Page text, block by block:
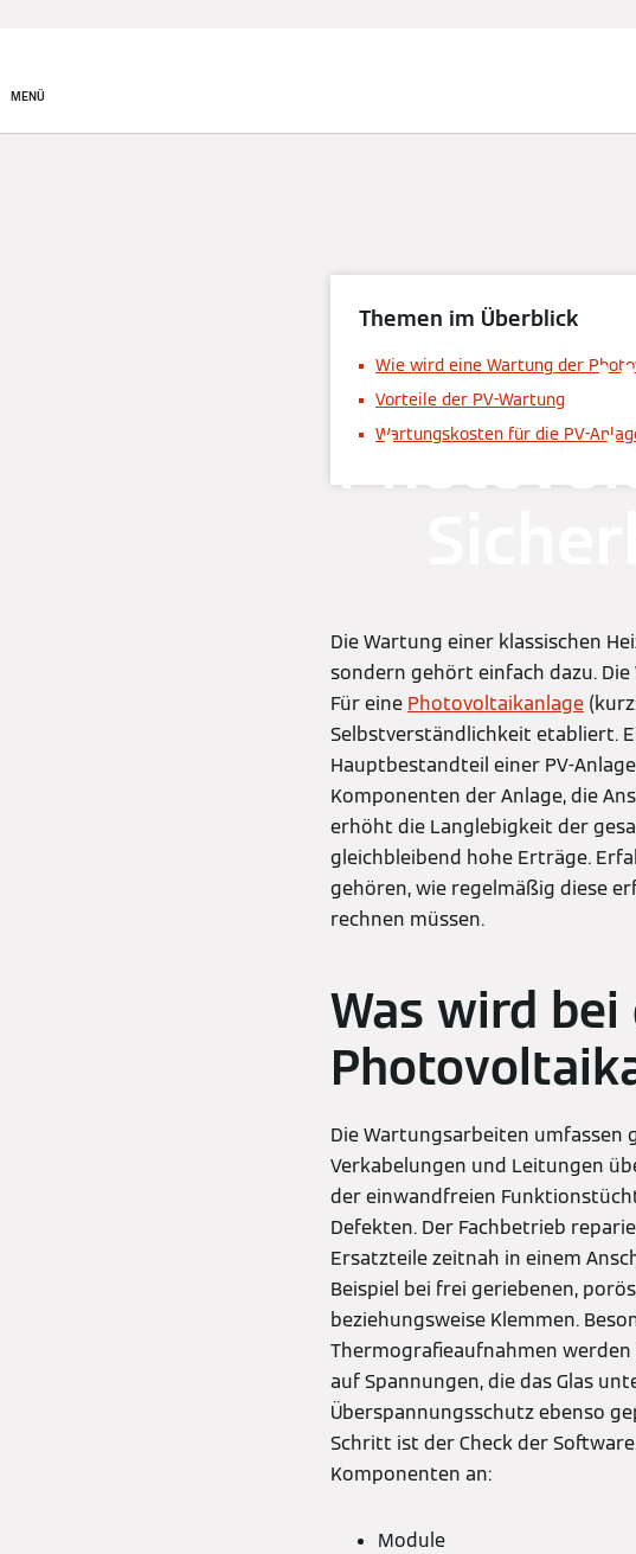
MENÜ
Themen im Überblick
Wie wird eine Wartung der
Vorteile der PV-Wartung
Wartungskosten für die PV-
Die Wartung einer klassischen
sondern gehört einfach dazu.
Für eine Photovoltaikanlage
Selbstverständlichkeit etabliert.
Hauptbestandteil einer PV-
Komponenten der Anlage, die
erhöht die Langlebigkeit der
gleichbleibend hohe Erträge.
gehören, wie regelmäßig diese
rechnen müssen.
Was wird
Die Wartungsarbeiten umfassen
Verkabelungen und Leitungen
der einwandfreien
Defekten. Der Fachbetrieb
Ersatzteile zeitnah in einem
Beispiel bei frei geriebenen,
beziehungsweise Klemmen.
Thermografieaufnahmen
auf Spannungen, die das Glas
Überspannungsschutz ebenso
Schritt ist der Check der
Komponenten an:
Module